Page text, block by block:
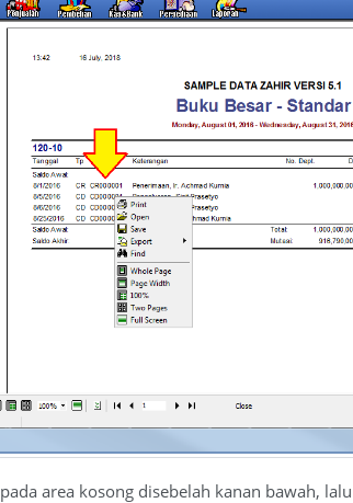
area kosong disebelah kanan bawah,